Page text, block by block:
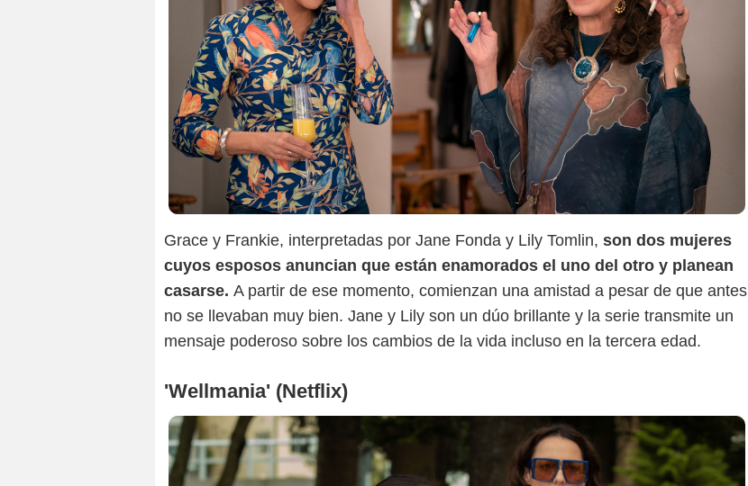
Grace y Frankie, interpretadas por Jane Fonda y Lily Tomlin, son dos mujeres
cuyos esposos anuncian que están enamorados el uno del otro y planean
casarse. A partir de ese momento, comienzan una amistad a pesar de que antes
no se llevaban muy bien. Jane y Lily son un dúo brillante y la serie transmite un
mensaje poderoso sobre los cambios de la vida incluso en la tercera edad.
'Wellmania' (Netflix)
Deadline